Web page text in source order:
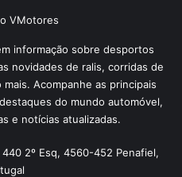
informação sobre desportos
novidades de ralis, corridas de
Acompanhe as principais
do mundo automóvel,
e notícias atualizadas.
2º Esq, 4560-452 Penafiel,